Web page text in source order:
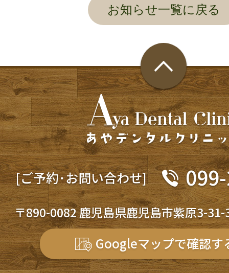
お知らせ一覧に戻る
[ご予約･お問い合わせ]
〒890-0082 鹿児島県鹿児島市紫原3-
Googleマップで確認す